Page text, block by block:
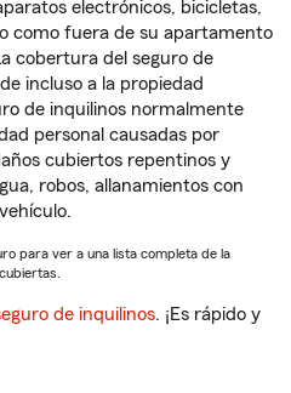
electrónicos, bicicletas,
como fuera de su apartamento
cobertura del seguro de
incluso a la propiedad
de inquilinos normalmente
personal causadas por
cubiertos repentinos y
robos, allanamientos con
para ver a una lista completa de la
de inquilinos. ¡Es rápido y